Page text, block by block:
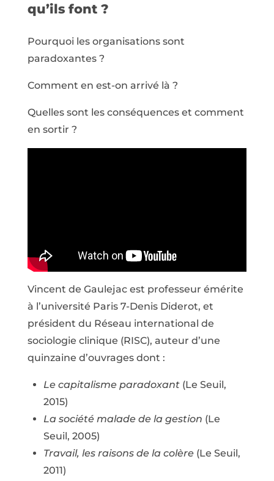
qu’ils font ?
Pourquoi les organisations sont
paradoxantes ?
Comment en est-on arrivé là ?
Quelles sont les conséquences et comment
en sortir ?
Vincent de Gaulejac est professeur émérite
à l’université Paris 7-Denis Diderot, et
président du Réseau international de
sociologie clinique (RISC), auteur d’une
quinzaine d’ouvrages dont :
Le capitalisme paradoxant (Le Seuil,
2015)
La société malade de la gestion (Le
Seuil, 2005)
Travail, les raisons de la colère (Le Seuil,
2011)